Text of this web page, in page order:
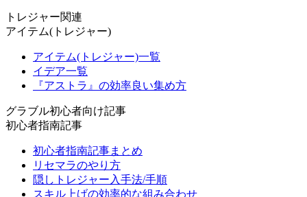
トレジャー関連
アイテム(トレジャー)
アイテム(トレジャー)一覧
イデア一覧
『アストラ』の効率良い集め方
グラブル初心者向け記事
初心者指南記事
初心者指南記事まとめ
リセマラのやり方
隠しトレジャー入手法/手順
スキル上げの効率的な組み合わせ